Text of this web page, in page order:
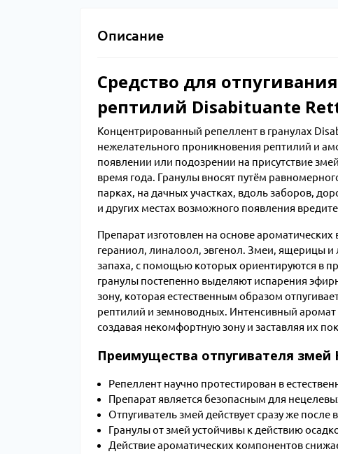
Описание
Средство для
рептилий Disabituante
Kонцентрированный репеллент в гранулах
нежелательного проникновения рептилий и
появлении или подозрении на присутствие
время года. Гранулы вносят путём
парках, на дачных участках, вдоль заборов,
и других местах возможного появления
Препарат изготовлен на основе
гераниол, линалоол, эвгенол. Змеи, ящерицы
запаха, с помощью которых ориентируются в
гранулы постепенно выделяют испарения
зону, которая естественным образом
рептилий и земноводных. Интенсивный аромат
создавая некомфортную зону и заставляя их
Преимущества отпугивателя
Репеллент научно протестирован в
Препарат является безопасным для
Отпугиватель змей действует сразу же
Гранулы от змей устойчивы к действию
Действие ароматических компонентов